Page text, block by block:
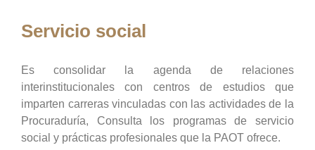
Servicio social
Es consolidar la agenda de relaciones
interinstitucionales con centros de estudios que
imparten carreras vinculadas con las actividades de la
Procuraduría, Consulta los programas de servicio
social y prácticas profesionales que la PAOT ofrece.